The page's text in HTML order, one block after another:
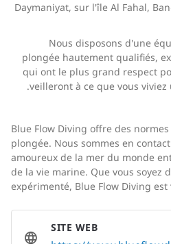
Daymaniyat, sur l'île Al Fahal,
Nous disposons d'une
plongée hautement qualifiés,
qui ont le plus grand respect
veilleront à ce que vous
Blue Flow Diving offre des
plongée. Nous sommes en
amoureux de la mer du monde
de la vie marine. Que vous soyez
expérimenté, Blue Flow Diving est
SITE WEB